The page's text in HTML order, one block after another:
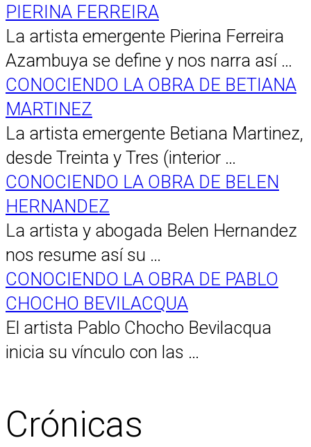
PIERINA FERREIRA
La artista emergente Pierina Ferreira
Azambuya se define y nos narra así …
CONOCIENDO LA OBRA DE BETIANA
MARTINEZ
La artista emergente Betiana Martinez,
desde Treinta y Tres (interior …
CONOCIENDO LA OBRA DE BELEN
HERNANDEZ
La artista y abogada Belen Hernandez
nos resume así su …
CONOCIENDO LA OBRA DE PABLO
CHOCHO BEVILACQUA
El artista Pablo Chocho Bevilacqua
inicia su vínculo con las …
Crónicas